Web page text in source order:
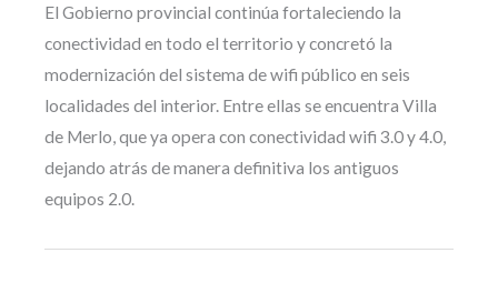
El Gobierno provincial continúa fortaleciendo la
conectividad en todo el territorio y concretó la
modernización del sistema de wifi público en seis
localidades del interior. Entre ellas se encuentra Villa
de Merlo, que ya opera con conectividad wifi 3.0 y 4.0,
dejando atrás de manera definitiva los antiguos
equipos 2.0.